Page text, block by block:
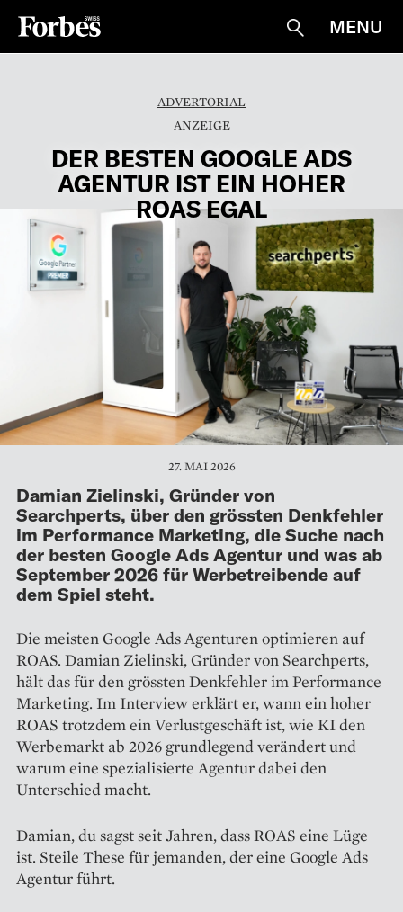
Suche
MENU
ADVERTORIAL
DER BESTEN GOOGLE ADS
AGENTUR IST EIN HOHER
ROAS EGAL
27. MAI 2026
Damian Zielinski, Gründer von
Searchperts, über den grössten Denkfehler
im Performance Marketing, die Suche nach
der besten Google Ads Agentur und was ab
September 2026 für Werbetreibende auf
dem Spiel steht.
Die meisten Google Ads Agenturen optimieren auf
ROAS. Damian Zielinski, Gründer von Searchperts,
hält das für den grössten Denkfehler im Performance
Marketing. Im Interview erklärt er, wann ein hoher
ROAS trotzdem ein Verlustgeschäft ist, wie KI den
Werbemarkt ab 2026 grundlegend verändert und
warum eine spezialisierte Agentur dabei den
Unterschied macht.
Damian, du sagst seit Jahren, dass ROAS eine Lüge
ist. Steile These für jemanden, der eine Google Ads
Agentur führt.